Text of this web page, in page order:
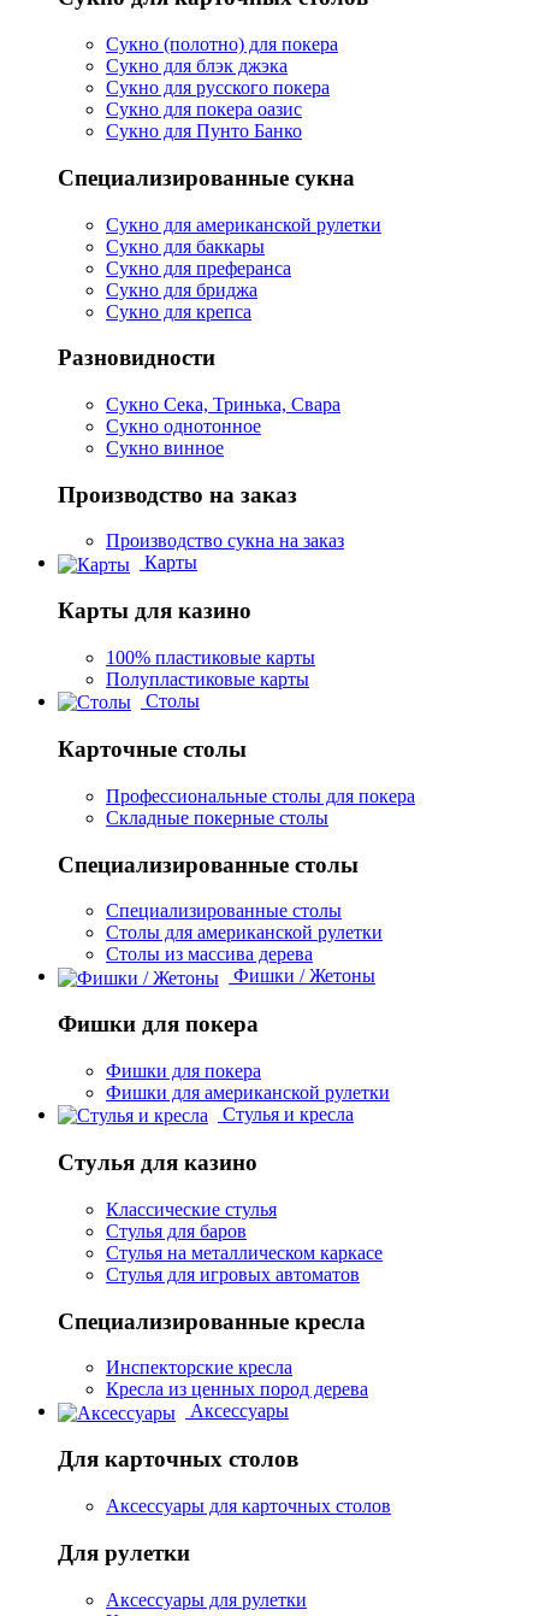
Сукно (полотно) для покера
Сукно для блэк джэка
Сукно для русского покера
Сукно для покера оазис
Сукно для Пунто Банко
Специализированные сукна
Сукно для американской рулетки
Сукно для баккары
Сукно для преферанса
Сукно для бриджа
Сукно для крепса
Разновидности
Сукно Сека, Тринька, Свара
Сукно однотонное
Сукно винное
Производство на заказ
Производство сукна на заказ
Карты
Карты для казино
100% пластиковые карты
Полупластиковые карты
Столы
Карточные столы
Профессиональные столы для покера
Складные покерные столы
Специализированные столы
Специализированные столы
Столы для американской рулетки
Столы из массива дерева
Фишки / Жетоны
Фишки для покера
Фишки для покера
Фишки для американской рулетки
Стулья и кресла
Стулья для казино
Классические стулья
Стулья для баров
Стулья на металлическом каркасе
Стулья для игровых автоматов
Специализированные кресла
Инспекторские кресла
Кресла из ценных пород дерева
Аксессуары
Для карточных столов
Аксессуары для карточных столов
Для рулетки
Аксессуары для рулетки